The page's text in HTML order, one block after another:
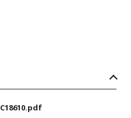
C18610.pdf